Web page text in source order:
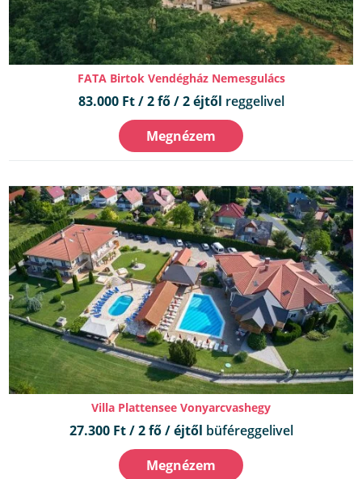
FATA Birtok Vendégház Nemesgulács
83.000 Ft / 2 fő / 2 éjtől reggelivel
Megnézem
Villa Plattensee Vonyarcvashegy
27.300 Ft / 2 fő / éjtől büféreggelivel
Megnézem